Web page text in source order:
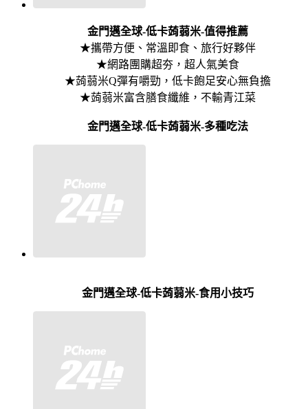
金門邁全球-低卡蒟蒻米-值得推薦
★攜帶方便、常溫即食、旅行好夥伴
★網路團購超夯，超人氣美食
★蒟蒻米Q彈有嚼勁，低卡飽足安心無負擔
★蒟蒻米富含膳食纖維，不輸青江菜
金門邁全球-低卡蒟蒻米-多種吃法
金門邁全球-低卡蒟蒻米-食用小技巧